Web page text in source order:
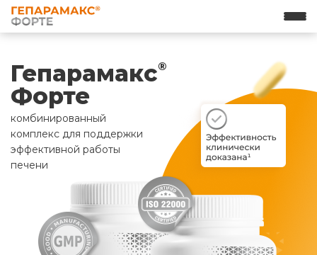
Гепарамакс®
Форте
комбинированный
комплекс для поддержки
эффективной работы
печени